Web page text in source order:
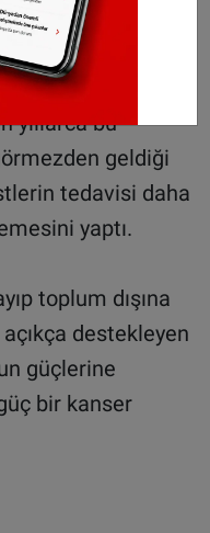
KANSER’
derinlere
yıllarca bu
geldiği
tedavisi daha
yaptı.
toplum dışına
destekleyen
güçlerine
bir kanser